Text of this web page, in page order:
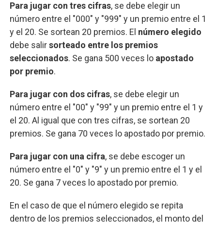
Para jugar con tres cifras, se debe elegir un
número entre el "000" y "999" y un premio entre el 1
y el 20. Se sortean 20 premios. El número elegido
debe salirsorteado entre los premios
seleccionados. Se gana 500 veces lo apostado
por premio.
Para jugar con dos cifras, se debe elegir un
número entre el "00" y "99" y un premio entre el 1 y
el 20. Al igual que con tres cifras, se sortean 20
premios. Se gana 70 veces lo apostado por premio.
Para jugar con una cifra, se debe escoger un
número entre el "0" y "9" y un premio entre el 1 y el
20. Se gana 7 veces lo apostado por premio.
En el caso de que el número elegido se repita
dentro de los premios seleccionados, el monto del